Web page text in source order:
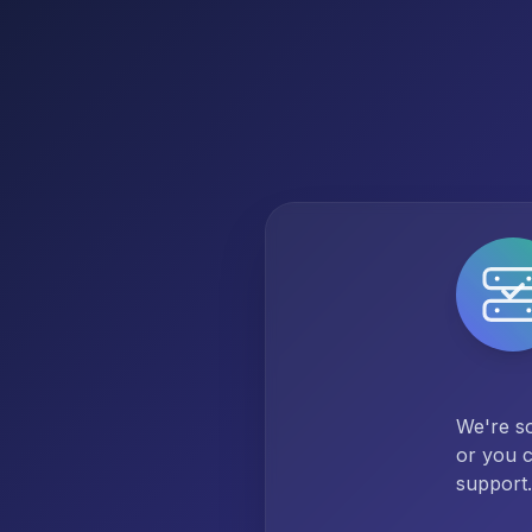
We're
or you
support.